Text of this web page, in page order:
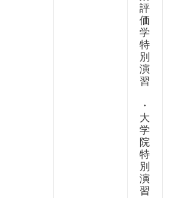
評
価
学
特
別
演
習
・
大
学
院
特
別
演
習